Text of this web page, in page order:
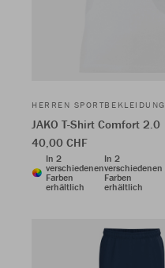
HERREN SPORTBEKLEIDUNG
JAKO T-Shirt Comfort 2.0
40,00 CHF
In 2
verschiedenen
Farben
erhältlich
In 2
verschiedenen
Farben
erhältlich